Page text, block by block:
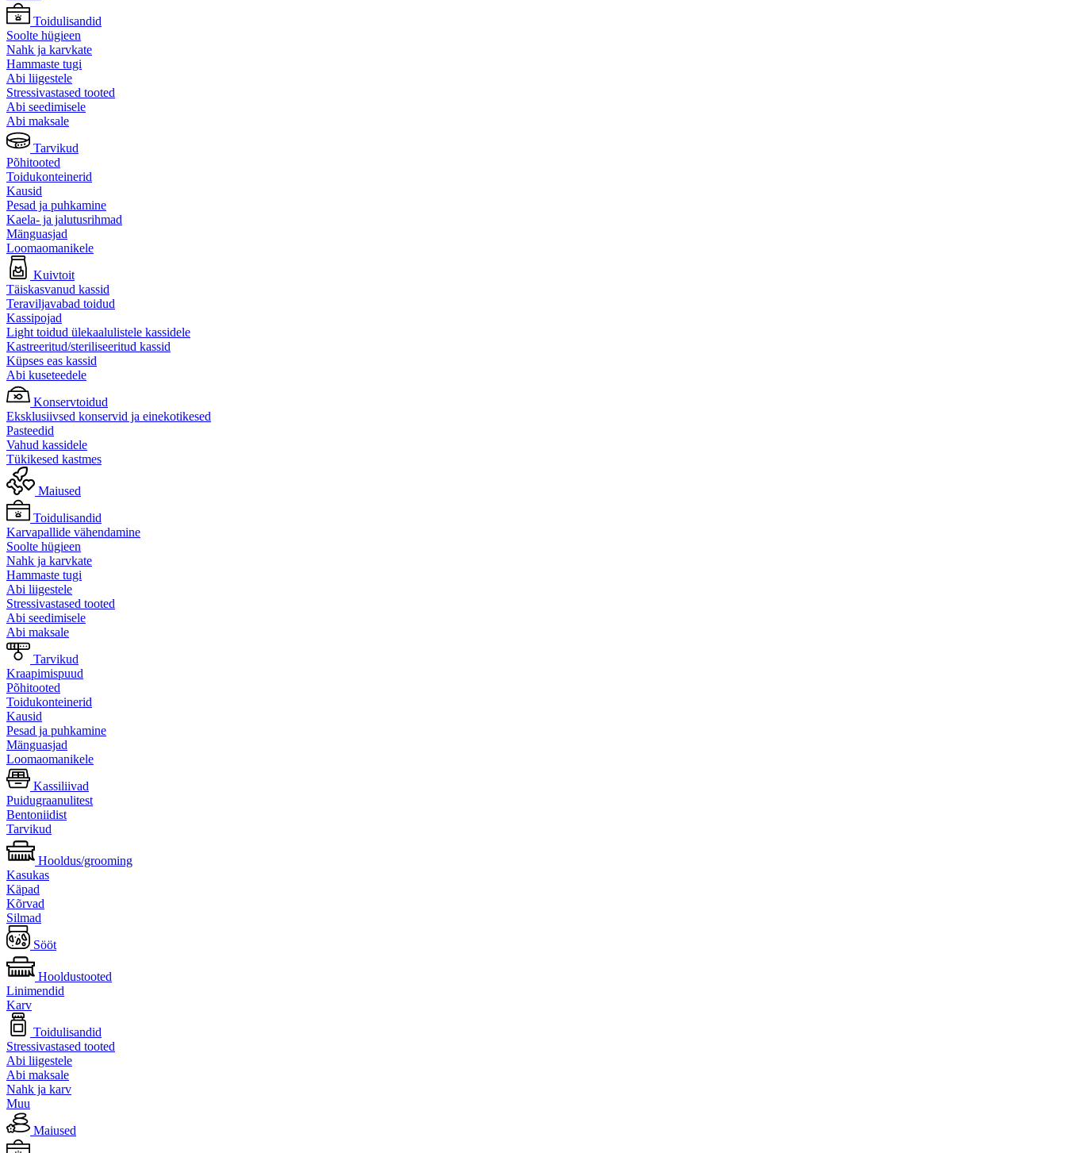
Toidulisandid
Soolte hügieen
Nahk ja karvkate
Hammaste tugi
Abi liigestele
Stressivastased tooted
Abi seedimisele
Abi maksale
Tarvikud
Põhitooted
Toidukonteinerid
Kausid
Pesad ja puhkamine
Kaela- ja jalutusrihmad
Mänguasjad
Loomaomanikele
Kuivtoit
Täiskasvanud kassid
Teraviljavabad toidud
Kassipojad
Light toidud ülekaalulistele kassidele
Kastreeritud/steriliseeritud kassid
Küpses eas kassid
Abi kuseteedele
Konservtoidud
Eksklusiivsed konservid ja einekotikesed
Pasteedid
Vahud kassidele
Tükikesed kastmes
Maiused
Toidulisandid
Karvapallide vähendamine
Soolte hügieen
Nahk ja karvkate
Hammaste tugi
Abi liigestele
Stressivastased tooted
Abi seedimisele
Abi maksale
Tarvikud
Kraapimispuud
Põhitooted
Toidukonteinerid
Kausid
Pesad ja puhkamine
Mänguasjad
Loomaomanikele
Kassiliivad
Puidugraanulitest
Bentoniidist
Tarvikud
Hooldus/grooming
Kasukas
Käpad
Kõrvad
Silmad
Sööt
Hooldustooted
Linimendid
Karv
Toidulisandid
Stressivastased tooted
Abi liigestele
Abi maksale
Nahk ja karv
Muu
Maiused